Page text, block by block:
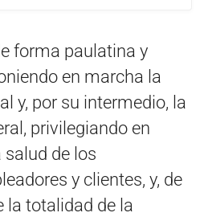
forma paulatina y
en marcha la
y, por su intermedio, la
privilegiando en
de los
y clientes, y, de
la totalidad de la